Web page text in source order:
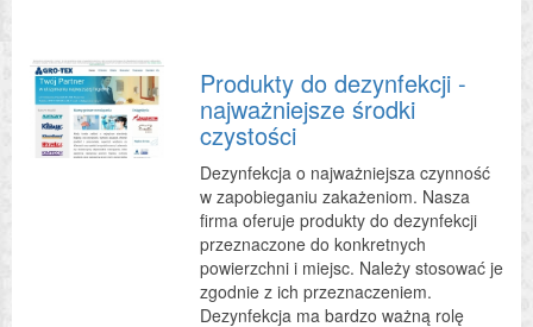
Produkty do dezynfekcji -
najważniejsze środki
czystości
Dezynfekcja o najważniejsza czynność
w zapobieganiu zakażeniom. Nasza
firma oferuje produkty do dezynfekcji
przeznaczone do konkretnych
powierzchni i miejsc. Należy stosować je
zgodnie z ich przeznaczeniem.
Dezynfekcja ma bardzo ważną rolę